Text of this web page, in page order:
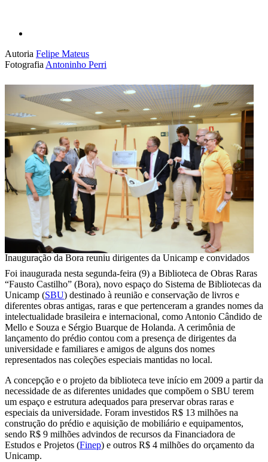
Autoria Felipe Mateus
Fotografia Antoninho Perri
Inauguração da Bora reuniu dirigentes da Unicamp e convidados
Foi inaugurada nesta segunda-feira (9) a Biblioteca de Obras Raras
“Fausto Castilho” (Bora), novo espaço do Sistema de Bibliotecas da
Unicamp (SBU) destinado à reunião e conservação de livros e
diferentes obras antigas, raras e que pertenceram a grandes nomes da
intelectualidade brasileira e internacional, como Antonio Cândido de
Mello e Souza e Sérgio Buarque de Holanda. A cerimônia de
lançamento do prédio contou com a presença de dirigentes da
universidade e familiares e amigos de alguns dos nomes
representados nas coleções especiais mantidas no local.
A concepção e o projeto da biblioteca teve início em 2009 a partir da
necessidade de as diferentes unidades que compõem o SBU terem
um espaço e estrutura adequados para preservar obras raras e
especiais da universidade. Foram investidos R$ 13 milhões na
construção do prédio e aquisição de mobiliário e equipamentos,
sendo R$ 9 milhões advindos de recursos da Financiadora de
Estudos e Projetos (Finep) e outros R$ 4 milhões do orçamento da
Unicamp.